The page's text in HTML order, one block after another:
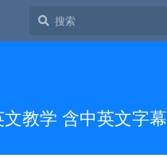
教学 含中英文字幕